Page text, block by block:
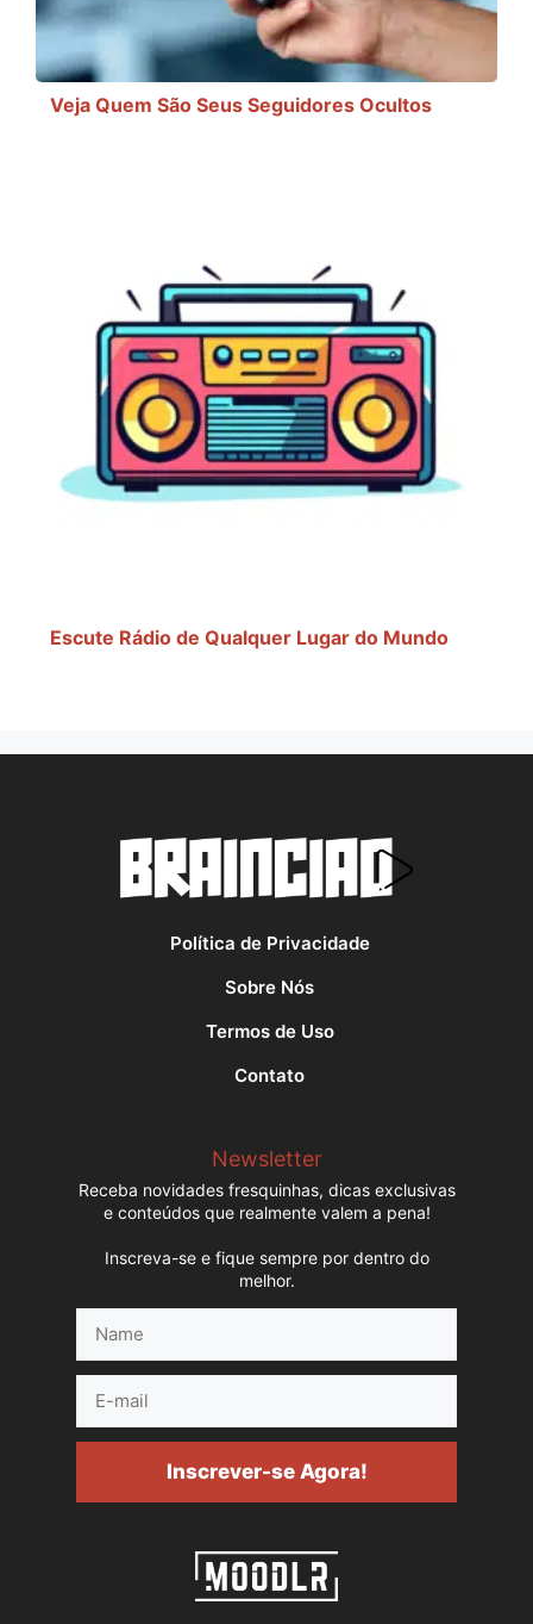
Veja Quem São Seus Seguidores Ocultos
Escute Rádio de Qualquer Lugar do Mundo
Política de Privacidade
Sobre Nós
Termos de Uso
Contato
Newsletter
Receba novidades fresquinhas, dicas exclusivas
e conteúdos que realmente valem a pena!
Inscreva-se e fique sempre por dentro do
melhor.
mail
Inscrever-se Agora!